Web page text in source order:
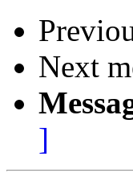
Next
]